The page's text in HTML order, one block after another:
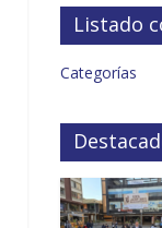
Listado
Categorías